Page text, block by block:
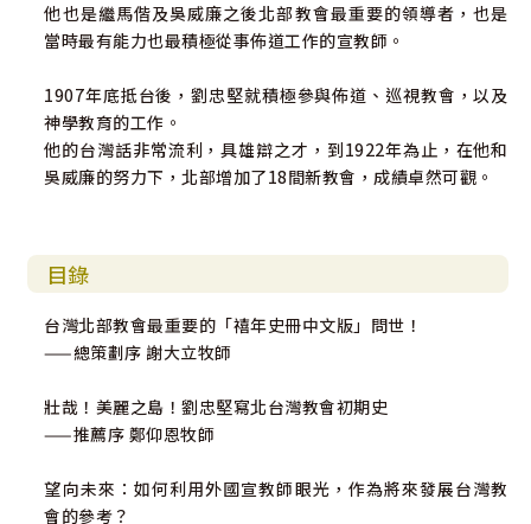
他也是繼馬偕及吳威廉之後北部教會最重要的領導者，也是
當時最有能力也最積極從事佈道工作的宣教師。
1907年底抵台後，劉忠堅就積極參與佈道、巡視教會，以及
神學教育的工作。
他的台灣話非常流利，具雄辯之才，到1922年為止，在他和
吳威廉的努力下，北部增加了18間新教會，成績卓然可觀。
目錄
台灣北部教會最重要的「禧年史冊中文版」問世！
——總策劃序 謝大立牧師
壯哉！美麗之島！劉忠堅寫北台灣教會初期史
——推薦序 鄭仰恩牧師
望向未來：如何利用外國宣教師眼光，作為將來發展台灣教
會的參考？